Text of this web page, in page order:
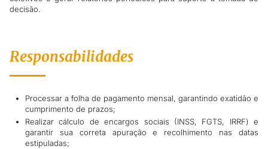
decisão.
Responsabilidades
Processar a folha de pagamento mensal, garantindo exatidão e
cumprimento de prazos;
Realizar cálculo de encargos sociais (INSS, FGTS, IRRF) e
garantir sua correta apuração e recolhimento nas datas
estipuladas;